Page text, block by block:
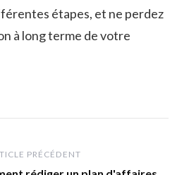
étapes, et ne perdez
à long terme de votre
PRÉCÉDENT